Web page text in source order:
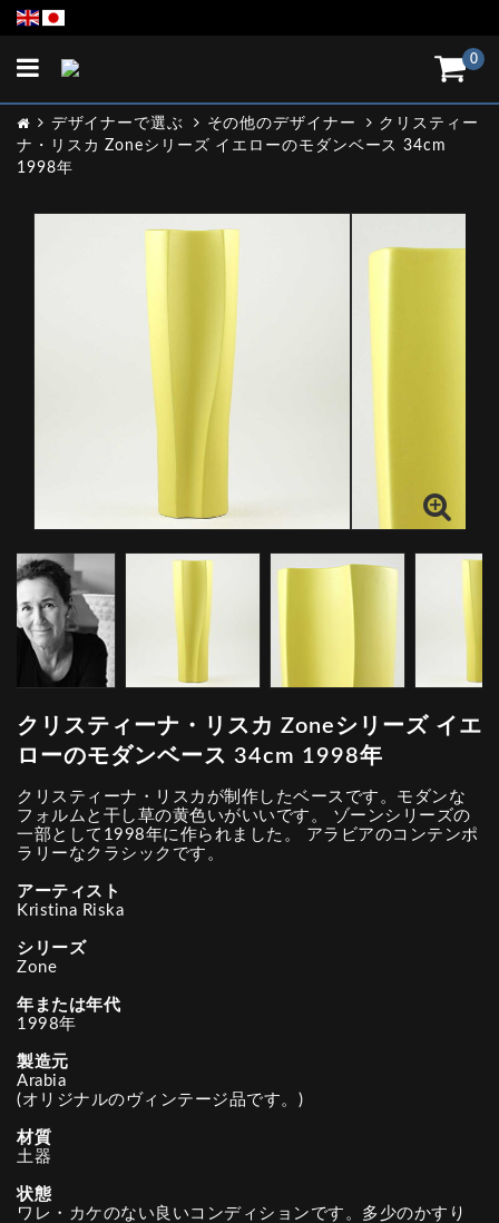
0
Toggle
デザイナーで選ぶ その他のデザイナー
クリスティー
ナ・リスカ Zoneシリーズ イエローのモダンベース 34cm
1998年
クリスティーナ・リスカ Zoneシリーズ イエ
ローのモダンベース 34cm 1998年
クリスティーナ・リスカが制作したベースです。モダンな
フォルムと干し草の黄色いがいいです。 ゾーンシリーズの
一部として1998年に作られました。 アラビアのコンテンポ
ラリーなクラシックです。
アーティスト
Kristina Riska
シリーズ
Zone
年または年代
1998年
製造元
Arabia
(オリジナルのヴィンテージ品です。)
材質
土器
状態
ワレ・カケのない良いコンディションです。多少のかすり